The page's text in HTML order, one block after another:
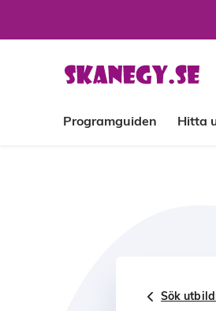
Programguiden Hitta
Sök